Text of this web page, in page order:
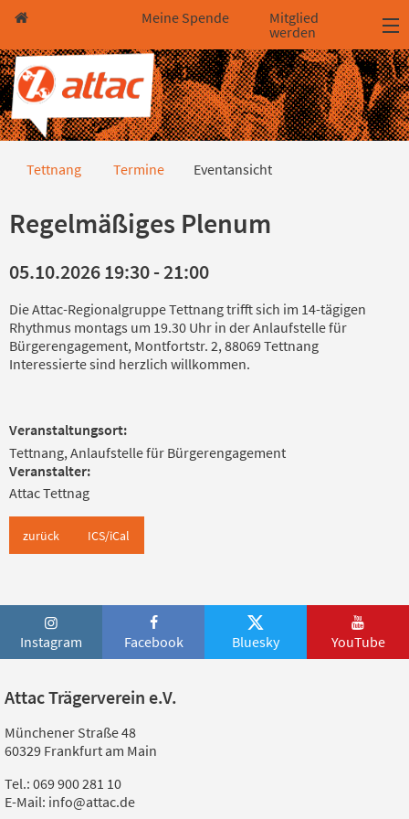
Direkt zum Hauptinhalt springen
Direkt zur Haupt-Navigation springen
Direkt zur Service-Navigation springen
Direkt zur Footer-Navigation springen
Direkt zum Footerinhalt springen
Meine Spende
Mitglied
werden
Eventansicht
Tettnang Termine Eventansicht
Regelmäßiges Plenum
05.10.2026 19:30 - 21:00
Die Attac-Regionalgruppe Tettnang trifft sich im 14-tägigen
Rhythmus montags um 19.30 Uhr in der Anlaufstelle für
Bürgerengagement, Montfortstr. 2, 88069 Tettnang
Interessierte sind herzlich willkommen.
Veranstaltungsort:
Tettnang, Anlaufstelle für Bürgerengagement
Veranstalter:
Attac Tettnag
zurück ICS/iCal
Instagram Facebook Bluesky YouTube
Attac Trägerverein e.V.
Münchener Straße 48
60329 Frankfurt am Main
Tel.: 069 900 281 10
E-Mail: info@attac.de